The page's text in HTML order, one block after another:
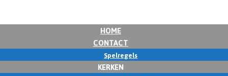
HOME
CONTACT
Spelregels
KERKEN